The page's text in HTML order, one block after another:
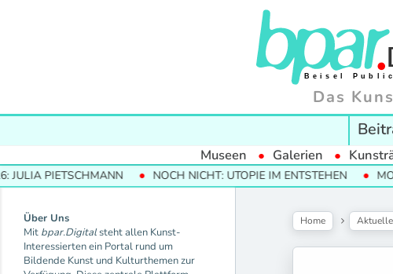
Das
Museen Galerien
NOCH NICHT: UTOPIE IM ENTSTEHEN MODERNE
Über Uns
Mit bpar.Digitalsteht allen Kunst-
Interessierten ein Portal rund um
Bildende Kunst und Kulturthemen zur
Home